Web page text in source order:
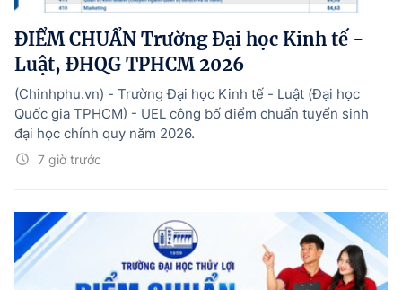
ĐIỂM CHUẨN Trường Đại học Kinh tế -
Luật, ĐHQG TPHCM 2026
7 giờ trước
(Chinhphu.vn) - Trường Đại học Kinh tế - Luật (Đại học
Quốc gia TPHCM) - UEL công bố điểm chuẩn tuyển sinh
đại học chính quy năm 2026.